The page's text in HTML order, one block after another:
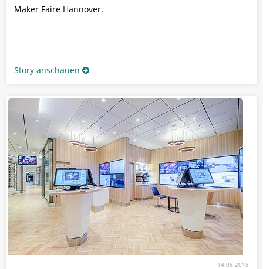
Maker Faire Hannover.
Story anschauen
14.08.2018